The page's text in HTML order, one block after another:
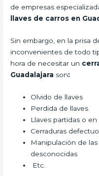
de empresas
llaves de carros en
Sin embargo, en la prisa
inconvenientes de todo
hora de necesitar un
Guadalajara son:
Olvido de llaves
Perdida de llaves
Llaves partidas o
Cerraduras
Manipulación de
desconocidas
Etc.